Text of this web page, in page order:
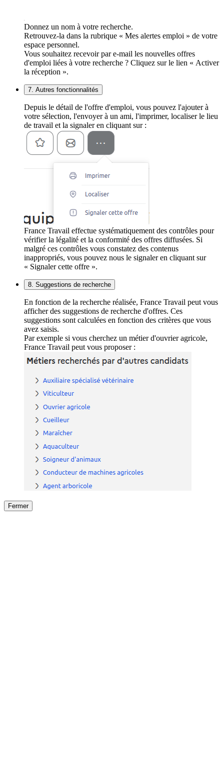
Donnez un nom à votre recherche.
Retrouvez-la dans la rubrique « Mes alertes emploi » de votre
espace personnel.
Vous souhaitez recevoir par e-mail les nouvelles offres
d'emploi liées à votre recherche ? Cliquez sur le lien « Activer
la réception ».
7. Autres fonctionnalités
Depuis le détail de l'offre d'emploi, vous pouvez l'ajouter à
votre sélection, l'envoyer à un ami, l'imprimer, localiser le lieu
de travail et la signaler en cliquant sur :
France Travail effectue systématiquement des contrôles pour
vérifier la légalité et la conformité des offres diffusées. Si
malgré ces contrôles vous constatez des contenus
inappropriés, vous pouvez nous le signaler en cliquant sur
« Signaler cette offre ».
8. Suggestions de recherche
En fonction de la recherche réalisée, France Travail peut vous
afficher des suggestions de recherche d'offres. Ces
suggestions sont calculées en fonction des critères que vous
avez saisis.
Par exemple si vous cherchez un métier d'ouvrier agricole,
France Travail peut vous proposer :
Fermer